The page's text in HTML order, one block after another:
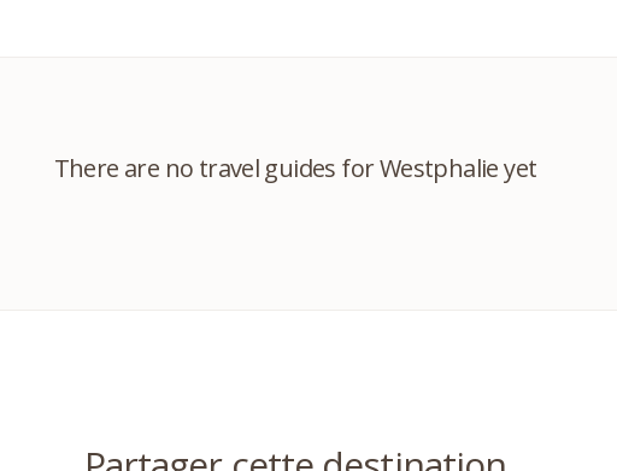
There are no travel guides for Westphalie yet